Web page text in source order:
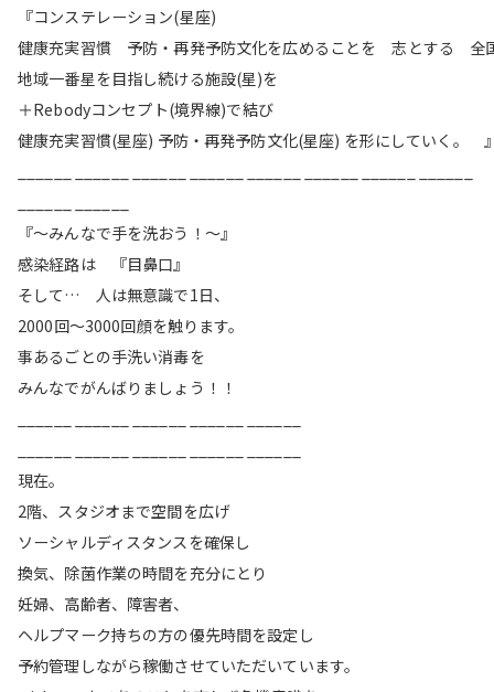
『コンステレーション(星座)
健康充実習慣 予防・再発予防文化を広めることを 志とする 全
地域一番星を目指し続ける施設(星)を
＋Rebodyコンセプト(境界線)で結び
健康充実習慣(星座) 予防・再発予防文化(星座) を形にしていく。
『〜みんなで手を洗おう！〜』
感染経路は 『目鼻口』
そして… 人は無意識で1日、
2000回〜3000回顔を触ります。
事あるごとの手洗い消毒を
みんなでがんばりましょう！！
現在。
2階、スタジオまで空間を広げ
ソーシャルディスタンスを確保し
換気、除菌作業の時間を充分にとり
妊婦、高齢者、障害者、
ヘルプマーク持ちの方の優先時間を設定し
予約管理しながら稼働させていただいています。